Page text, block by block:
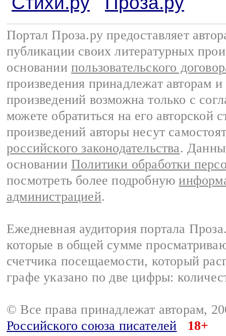
Портал Проза.ру предоставляет
публикации своих литературных
основании пользовательского
произведения принадлежат авторам
произведений возможна только с
можете обратиться на его авторской
произведений авторы несут
российского законодательства.
основании Политики обработки
посмотреть более подробную
администрацией.
Ежедневная аудитория портала
которые в общей сумме
счетчика посещаемости, который
графе указано по две цифры:
© Все права принадлежат авторам,
Российского союза писателей
18+